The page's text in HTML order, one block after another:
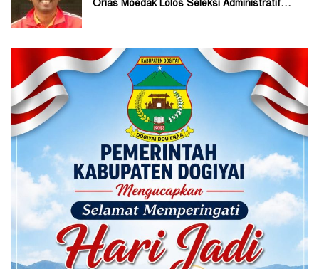
Orias Moedak Lolos Seleksi Administratif